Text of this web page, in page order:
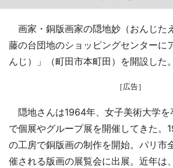
画家・銅版画家の隠地妙（おんじた
藤の台団地のショッピングセンターに
んじ）」（町田市本町田）を開設した。
［広告］
隠地さんは1964年、女子美術大学を
で個展やグループ展を開催してきた。
の工房で銅版画の制作を開始。パリ市
催される版画の展覧会に出展。近年は